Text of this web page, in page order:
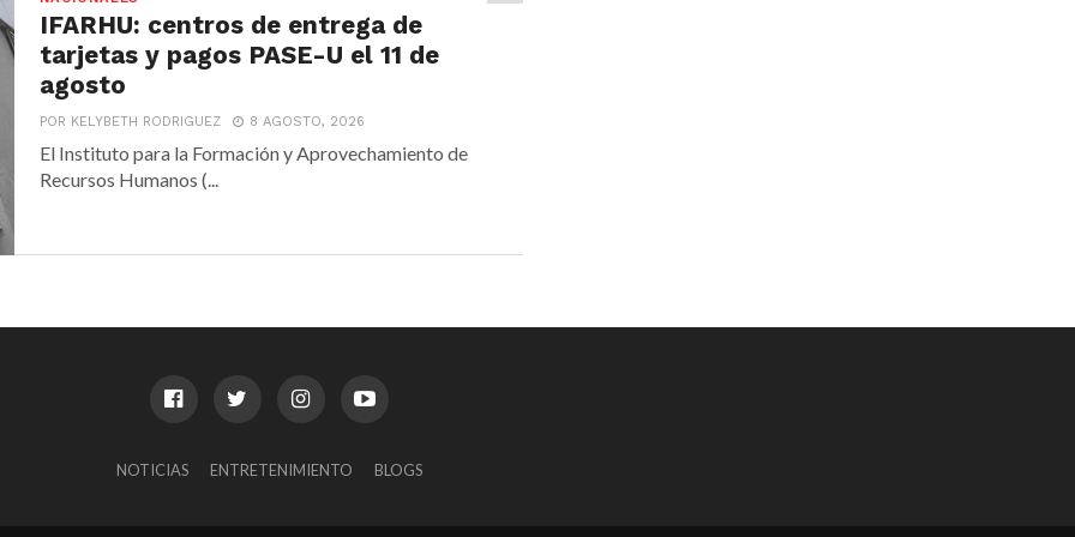
IFARHU: centros de entrega de
tarjetas y pagos PASE-U el 11 de
agosto
POR KELYBETH RODRIGUEZ 8 AGOSTO, 2026
El Instituto para la Formación y Aprovechamiento de
Recursos Humanos (...
NOTICIAS ENTRETENIMIENTO BLOGS